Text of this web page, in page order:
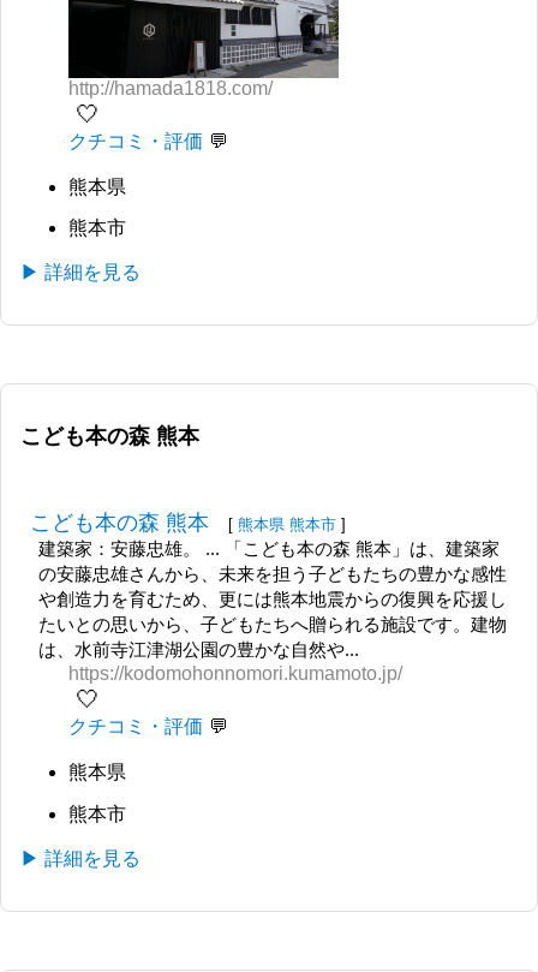
http://hamada1818.com/
🤍
クチコミ・評価
熊本県
熊本市
▶ 詳細を見る
こども本の森 熊本
こども本の森 熊本 [ 熊本県 熊本市 ]
建築家：安藤忠雄。 ... 「こども本の森 熊本」は、建築家
の安藤忠雄さんから、未来を担う子どもたちの豊かな感性
や創造力を育むため、更には熊本地震からの復興を応援し
たいとの思いから、子どもたちへ贈られる施設です。建物
は、水前寺江津湖公園の豊かな自然や...
https://kodomohonnomori.kumamoto.jp/
🤍
クチコミ・評価
熊本県
熊本市
▶ 詳細を見る